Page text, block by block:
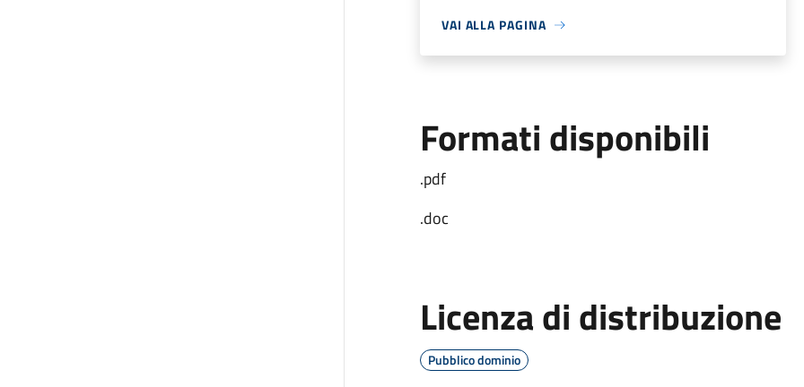
VAI ALLA PAGINA
Formati disponibili
.pdf
.doc
Licenza di distribuzione
Pubblico dominio